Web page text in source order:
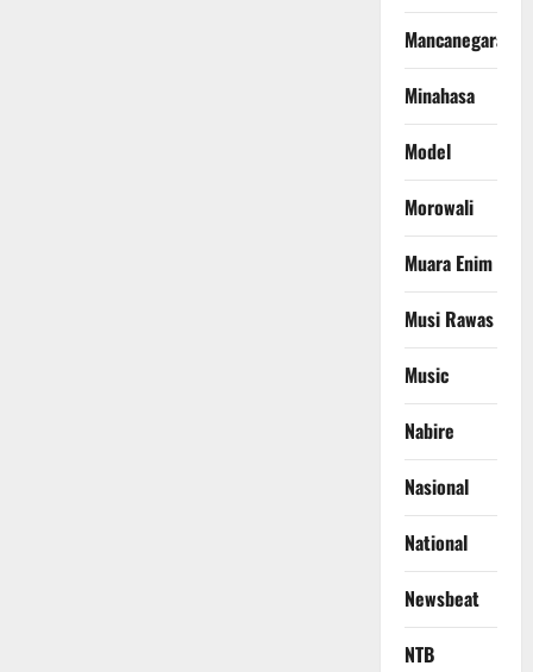
Mancanegara
Minahasa
Model
Morowali
Muara Enim
Musi Rawas
Music
Nabire
Nasional
National
Newsbeat
NTB